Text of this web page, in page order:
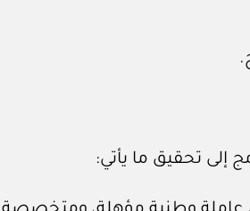
إلى تحقيق ما يأتي: